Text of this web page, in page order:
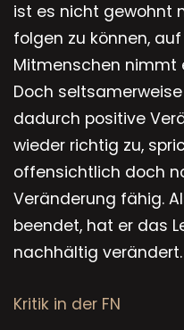
ist es nicht gewohnt
folgen zu können,
Mitmenschen nimmt
Doch
dadurch positive
wieder richtig zu,
offensichtlich doch
Veränderung fähig.
beendet, hat er das
nachhältig verändert.
Kritik in der FN